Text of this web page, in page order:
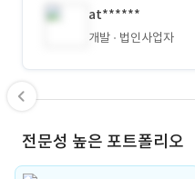
at******
개발 법인사업자
전문성 높은 포트폴리오